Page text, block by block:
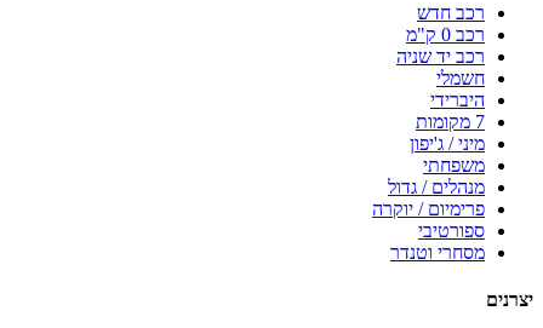
רכב חדש
רכב 0 ק"מ
רכב יד שניה
חשמלי
היברידי
7 מקומות
מיני / ג'יפון
משפחתי
מנהלים / גדול
פרימיום / יוקרה
ספורטיבי
מסחרי וטנדר
יצרנים